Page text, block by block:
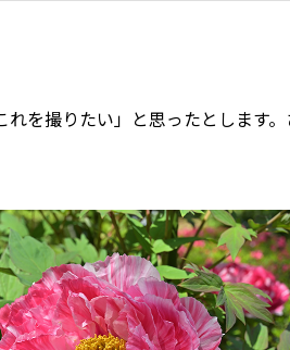
を撮りたい」と思ったとします